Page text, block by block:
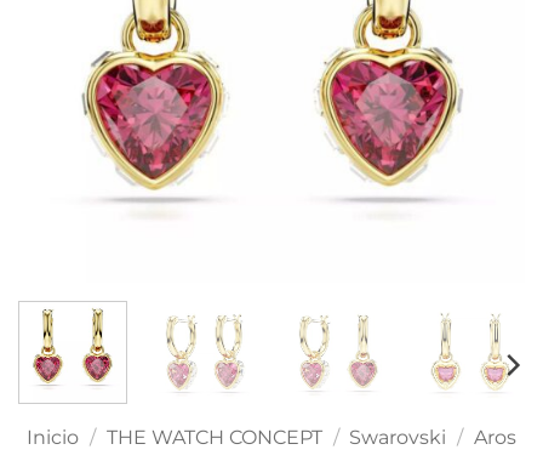
Inicio / THE WATCH CONCEPT / Swarovski / Aros